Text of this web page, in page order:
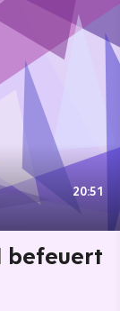
20:51
befeuert